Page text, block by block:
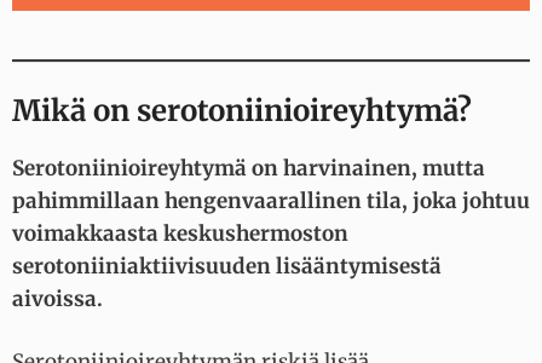
Mikä on serotoniinioireyhtymä?
Serotoniinioireyhtymä on harvinainen, mutta
pahimmillaan hengenvaarallinen tila, joka johtuu
voimakkaasta keskushermoston
serotoniiniaktiivisuuden lisääntymisestä
aivoissa.